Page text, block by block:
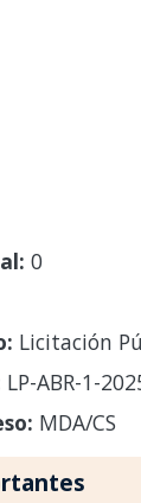
0
Licitación
LP-ABR-1-
MDA/CS